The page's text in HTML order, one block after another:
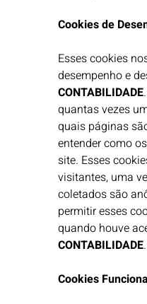
Cookies de
Esses cookies
desempenho e
CONTABILIDADE
quantas vezes
quais páginas
entender como
site. Esses
visitantes, uma
coletados são
permitir esses
quando houve
CONTABILIDADE. ​
Cookies